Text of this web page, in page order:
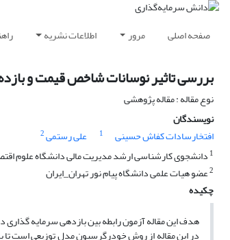
صفحه اصلی مرور اطلاعات نشریه
بررسی تاثیر نوسانات شاخص قیمت و
نوع مقاله : مقاله پژوهشی
نویسندگان
افتخارسادات کفاش حسینی
1 علی رستمی2
1دانشجوی کارشناسی ارشد مدیریت مالی دانشگاه علوم
2عضو هیات علمی دانشگاه پیام نور تهران_ایران
چکیده
هدف این مقاله آزمون رابطه بین بازدهی سرمایه گذاری